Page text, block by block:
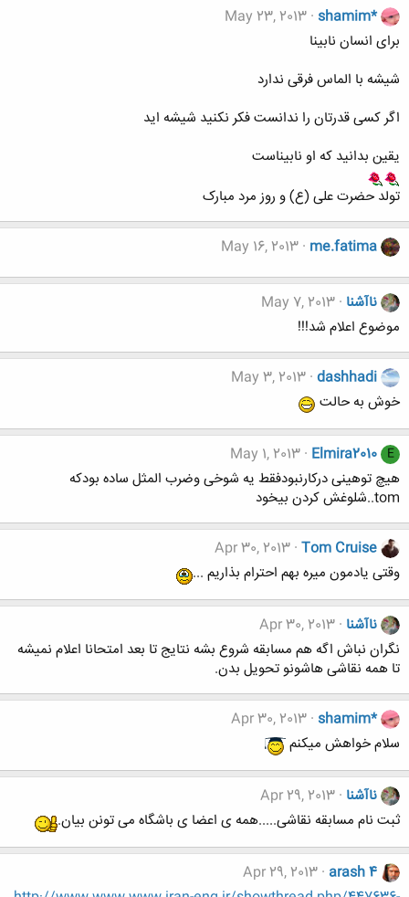
shamim*
May 23, 2013
برای انسان نابینا
شیشه با الماس فرقی ندارد
اگر کسی قدرتان را ندانست فکر نکنید شیشه اید
یقین بدانید که او نابیناست
تولد حضرت علی (ع) و روز مرد مبارک
me.fatima
May 16, 2013
ناآشنا May 7, 2013
موضوع اعلام شد!!!
dashhadi
May 3, 2013
خوش به حالت
E
Elmira2010
May 1, 2013
هیچ توهینی درکارنبودفقط یه شوخی وضرب المثل ساده بودکه
tom..شلوغش کردن بیخود
Tom Cruise
Apr 30, 2013
وقتی یادمون میره بهم احترام بذاریم ...
ناآشنا Apr 30, 2013
نگران نباش اگه هم مسابقه شروع بشه نتایج تا بعد امتحانا اعلام نمیشه
تا همه نقاشی هاشونو تحویل بدن.
shamim*
Apr 30, 2013
سلام خواهش میکنم
ناآشنا Apr 29, 2013
ثبت نام مسابقه نقاشی.....همه ی اعضا ی باشگاه می تونن بیان.
arash 4
Apr 29, 2013